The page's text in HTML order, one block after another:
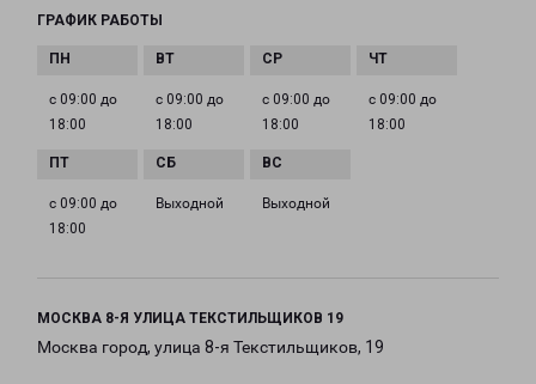
ГРАФИК РАБОТЫ
с 09:00 до
18:00
с 09:00 до
18:00
с 09:00 до
18:00
с 09:00 до
18:00
с 09:00 до
18:00
Выходной Выходной
МОСКВА 8-Я УЛИЦА ТЕКСТИЛЬЩИКОВ 19
Москва город, улица 8-я Текстильщиков, 19